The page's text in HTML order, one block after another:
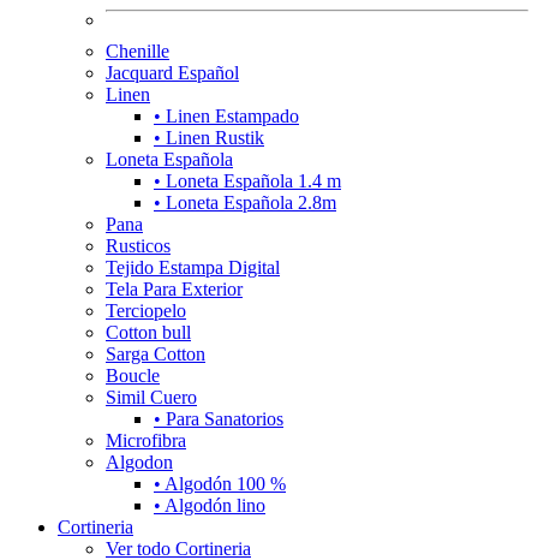
Chenille
Jacquard Español
Linen
• Linen Estampado
• Linen Rustik
Loneta Española
• Loneta Española 1.4 m
• Loneta Española 2.8m
Pana
Rusticos
Tejido Estampa Digital
Tela Para Exterior
Terciopelo
Cotton bull
Sarga Cotton
Boucle
Simil Cuero
• Para Sanatorios
Microfibra
Algodon
• Algodón 100 %
• Algodón lino
Cortineria
Ver todo Cortineria